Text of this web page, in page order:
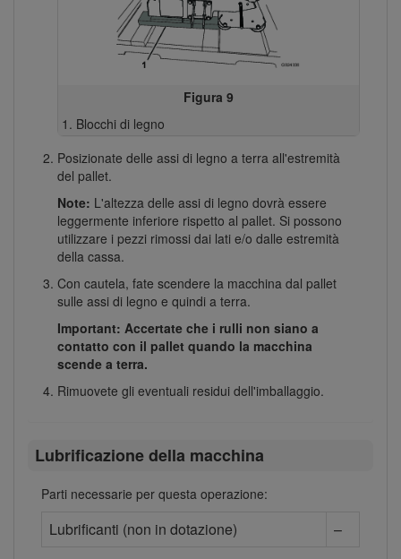
Figura 9
Blocchi di legno
Posizionate delle assi di legno a terra all'estremità
del pallet.
Note: L'altezza delle assi di legno dovrà essere
leggermente inferiore rispetto al pallet. Si possono
utilizzare i pezzi rimossi dai lati e/o dalle estremità
della cassa.
Con cautela, fate scendere la macchina dal pallet
sulle assi di legno e quindi a terra.
Important: Accertate che i rulli non siano a
contatto con il pallet quando la macchina
scende a terra.
Rimuovete gli eventuali residui dell'imballaggio.
Lubrificazione della macchina
Parti necessarie per questa operazione:
Lubrificanti (non in dotazione) –